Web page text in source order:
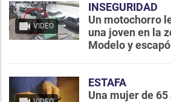
VIDEO
INSEGURIDAD
Un motochorro
una joven en la
Modelo y escapó
ESTAFA
Una mujer de